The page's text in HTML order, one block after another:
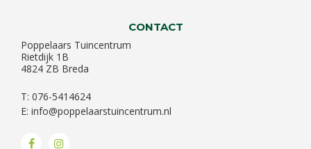
CONTACT
Poppelaars Tuincentrum
Rietdijk 1B
4824 ZB Breda
T: 076-5414624
E: info@poppelaarstuincentrum.nl